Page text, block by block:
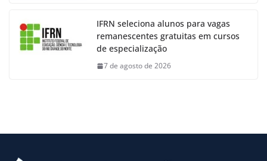
IFRN seleciona alunos para vagas
remanescentes gratuitas em cursos
de especialização
7 de agosto de 2026